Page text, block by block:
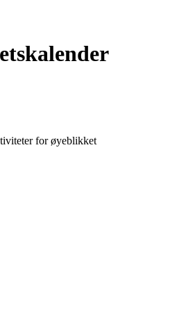
for øyeblikket